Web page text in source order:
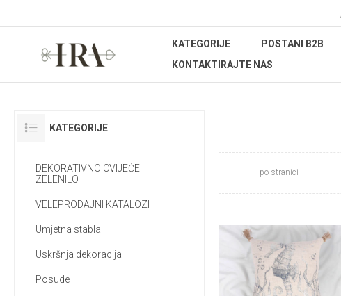
KATEGORIJE POSTANI B2B
KONTAKTIRAJTE NAS
po stranici
KATEGORIJE
DEKORATIVNO CVIJEĆE I
ZELENILO
VELEPRODAJNI KATALOZI
Umjetna stabla
Uskršnja dekoracija
Posude